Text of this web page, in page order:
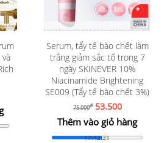
Serum, tẩy tế bào chết làm
trắng giảm sắc tố trong 7
ngày SKINEVER 10%
Niacinamide Brightening
SE009 (Tẩy tế bào chết 3%)
75.000đ53.500
Thêm vào giỏ hàng
17:42:29